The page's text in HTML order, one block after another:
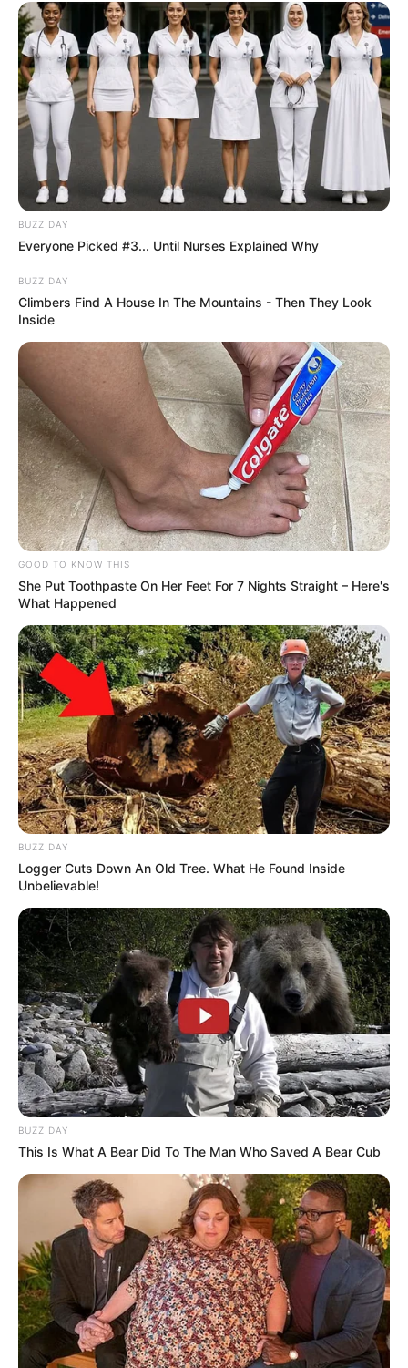
-ad3
BUZZ DAY
Everyone Picked #3... Until Nurses Explained Why
BUZZ DAY
Climbers Find A House In The Mountains - Then They Look
Inside
GOOD TO KNOW THIS
She Put Toothpaste On Her Feet For 7 Nights Straight – Here's
What Happened
BUZZ DAY
Logger Cuts Down An Old Tree. What He Found Inside
Unbelievable!
BUZZ DAY
This Is What A Bear Did To The Man Who Saved A Bear Cub